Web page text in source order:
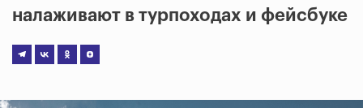
налаживают в турпоходах и фейсбуке